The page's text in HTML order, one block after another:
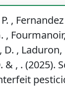
, Fernandez
,
, Laduron,
& , . (2025).